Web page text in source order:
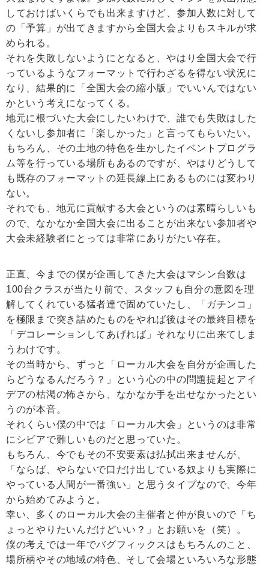
しておけばいくらでも出来ますけど、参加人数に対して
の「予算」が出てきますから全国大会よりもスキルが求
められる。
それを失敗しないようにとなると、やはり全国大会で行
っているようなフォーマットで行わざるを得ない状況に
なり、結果的に「全国大会の縮小版」でいいんではない
かという考えになってくる。
地元に根づいた大会にしたいわけで、誰でも失敗はした
くないし参加者に「楽しかった」と言ってもらいたい。
もちろん、その土地の特色を生かしたイベントプログラ
ム等を行っている場所もあるのですが、やはりどうして
も既存のフォーマットの延長線上にあるものには変わり
ない。
それでも、地元に貢献する大会というのは素晴らしいも
ので、なかなか全国大会に出ることが出来ない参加者や
大会未経験者にとっては非常にありがたい存在。
正直、今までの僕が企画してきた大会はマシン台数は
100台クラスが当たり前で、スタッフも自分の意図を理
解してくれている猛者達で固めていたし、「ガチンコ」
を極限まで突き詰めたものをやれば後はその最終目標を
「デコレーションしてあげれば」それなりに出来てしま
うわけです。
その当時から、ずっと「ローカル大会を自分が企画した
らどうなるんだろう？」という心の中の問題提起とアイ
デアの枯渇の怖さから、なかなか手を出せなかったとい
うのが本音。
それくらい僕の中では「ローカル大会」というのは非常
にシビアで難しいものだと思っていた。
もちろん、今でもその不安要素は払拭出来ませんが、
「ならば、やらないで口だけ出している奴よりも実際に
やっている人間が一番強い」と思うタイプなので、今年
から始めてみようと。
幸い、多くのローカル大会の主催者と仲が良いので「ち
ょっとやりたいんだけどいい？」とお願いを（笑）。
僕の考えでは一年でバグフィックスはもちろんのこと、
場所柄やその地域の特色、そして会場といろいろな形態